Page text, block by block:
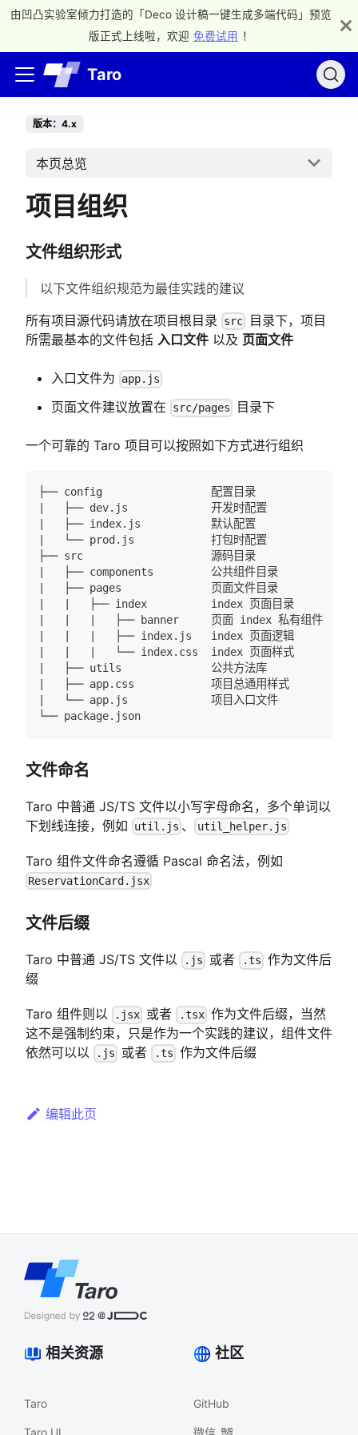
由凹凸实验室倾力打造的「Deco 设计稿一键生成多端代码」预览
版正式上线啦，欢迎 免费试用 ！
Taro
版本：4.x
本页总览
项目组织
文件组织形式
以下文件组织规范为最佳实践的建议
所有项目源代码请放在项目根目录
src
目录下，项目
所需最基本的文件包括 入口文件 以及 页面文件
入口文件为 app.js
页面文件建议放置在 src/pages 目录下
一个可靠的 Taro 项目可以按照如下方式进行组织
├── config                 配置目录
|   ├── dev.js             开发时配置
|   ├── index.js           默认配置
|   └── prod.js            打包时配置
├── src                    源码目录
|   ├── components         公共组件目录
|   ├── pages              页面文件目录
|   |   ├── index          index 页面目录
|   |   |   ├── banner     页面 index 私有组件
|   |   |   ├── index.js   index 页面逻辑
|   |   |   └── index.css  index 页面样式
|   ├── utils              公共方法库
|   ├── app.css            项目总通用样式
|   └── app.js             项目入口文件
└── package.json
文件命名
Taro 中普通 JS/TS 文件以小写字母命名，多个单词以
下划线连接，例如
util.js 、 util_helper.js
Taro 组件文件命名遵循 Pascal 命名法，例如
ReservationCard.jsx
文件后缀
Taro 中普通 JS/TS 文件以 .js 或者 .ts 作为文件后
缀
Taro 组件则以 .jsx 或者 .tsx作为文件后缀，当然
这不是强制约束，只是作为一个实践的建议，组件文件
依然可以以
.js 或者 .ts 作为文件后缀
编辑此页
相关资源
Taro
Taro UI
社区
GitHub
微信